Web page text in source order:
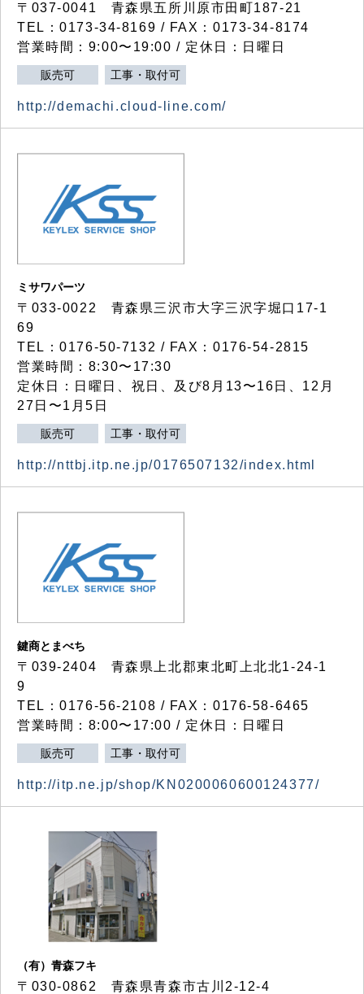
〒037-0041 青森県五所川原市田町187-21
TEL：0173-34-8169 / FAX：0173-34-8174
営業時間：9:00〜19:00 / 定休日：日曜日
販売可 工事・取付可
http://demachi.cloud-line.com/
ミサワパーツ
〒033-0022 青森県三沢市大字三沢字堀口17-1
69
TEL：0176-50-7132 / FAX：0176-54-2815
営業時間：8:30〜17:30
定休日：日曜日、祝日、及び8月13〜16日、12月
27日〜1月5日
販売可 工事・取付可
http://nttbj.itp.ne.jp/0176507132/index.html
鍵商とまべち
〒039-2404 青森県上北郡東北町上北北1-24-1
9
TEL：0176-56-2108 / FAX：0176-58-6465
営業時間：8:00〜17:00 / 定休日：日曜日
販売可 工事・取付可
http://itp.ne.jp/shop/KN0200060600124377/
（有）青森フキ
〒030-0862 青森県青森市古川2-12-4